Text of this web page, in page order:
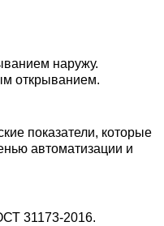
наружу.
открыванием.
показатели, которые
автоматизации и
31173-2016.